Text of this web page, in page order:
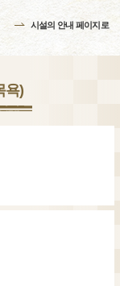
시설의 안내 페이지로
욕)